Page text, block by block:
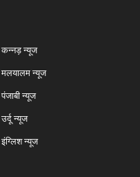
कन्नड़ न्यूज
मलयालम न्यूज
पंजाबी न्यूज
उर्दू न्यूज
इंग्लिश न्यूज